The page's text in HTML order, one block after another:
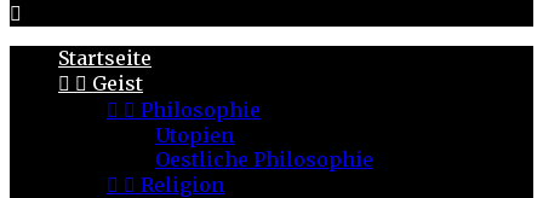

Startseite
  Geist
  Philosophie
Utopien
Oestliche Philosophie
  Religion